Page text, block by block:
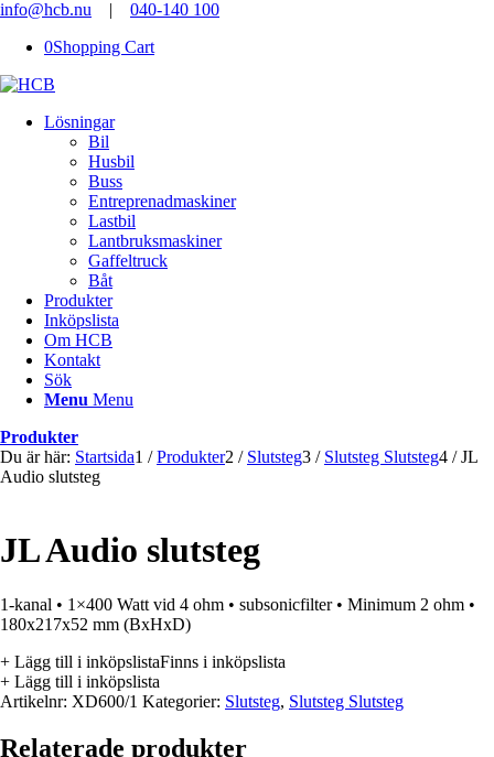
info@hcb.nu | 040-140 100
0Shopping Cart
Lösningar
Bil
Husbil
Buss
Entreprenadmaskiner
Lastbil
Lantbruksmaskiner
Gaffeltruck
Båt
Produkter
Inköpslista
Om HCB
Kontakt
Sök
Menu Menu
Produkter
Du är här: Startsida1 / Produkter2 / Slutsteg3 / Slutsteg Slutsteg4 / JL
Audio slutsteg
JL Audio slutsteg
1-kanal • 1×400 Watt vid 4 ohm • subsonicfilter • Minimum 2 ohm •
180x217x52 mm (BxHxD)
+ Lägg till i inköpslistaFinns i inköpslista
+ Lägg till i inköpslista
Artikelnr: XD600/1 Kategorier: Slutsteg, Slutsteg Slutsteg
Relaterade produkter